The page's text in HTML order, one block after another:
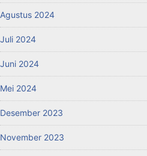
Agustus 2024
Juli 2024
Juni 2024
Mei 2024
Desember 2023
November 2023